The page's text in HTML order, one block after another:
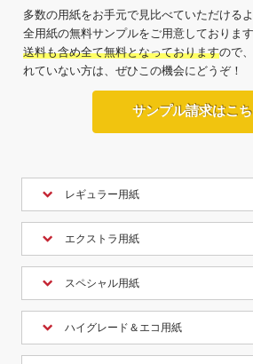
多数の用紙をお手元で見比べていただける
全用紙の無料サンプルをご用意しております
送料も含め全て無料となっておりますので
れていない方は、ぜひこの機会にどうぞ！
サンプル請求はこ
レギュラー用紙
エクストラ用紙
スペシャル用紙
ハイグレード＆エコ用紙